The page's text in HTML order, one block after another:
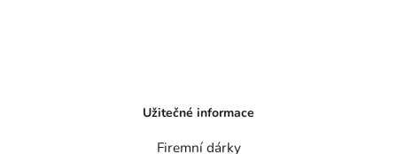
Užitečné informace
Firemní dárky